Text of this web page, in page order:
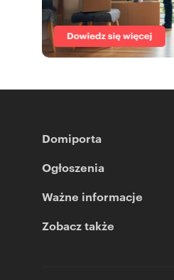
Domiporta
Ogłoszenia
Ważne informacje
Zobacz także